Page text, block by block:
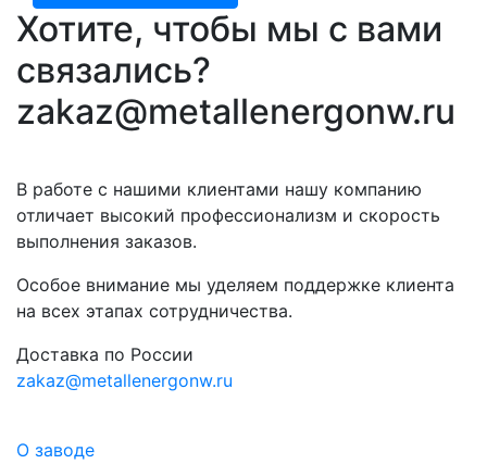
Хотите, чтобы мы с вами
связались?
zakaz@metallenergonw.ru
В работе с нашими клиентами нашу компанию
отличает высокий профессионализм и скорость
выполнения заказов.
Особое внимание мы уделяем поддержке клиента
на всех этапах сотрудничества.
Доставка по России
zakaz@metallenergonw.ru
О заводе